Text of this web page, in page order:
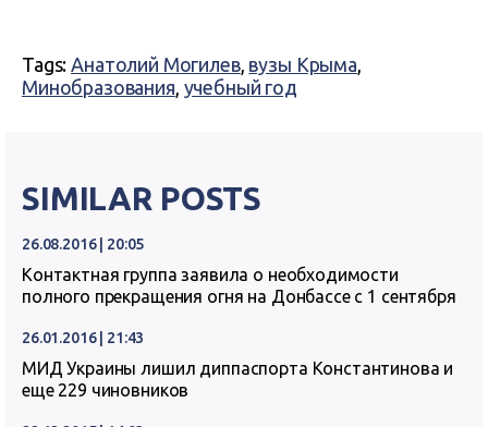
Tags:Анатолий Могилев, вузы Крыма,
Минобразования, учебный год
SIMILAR POSTS
26.08.2016 | 20:05
Контактная группа заявила о необходимости
полного прекращения огня на Донбассе с 1 сентября
26.01.2016 | 21:43
МИД Украины лишил диппаспорта Константинова и
еще 229 чиновников